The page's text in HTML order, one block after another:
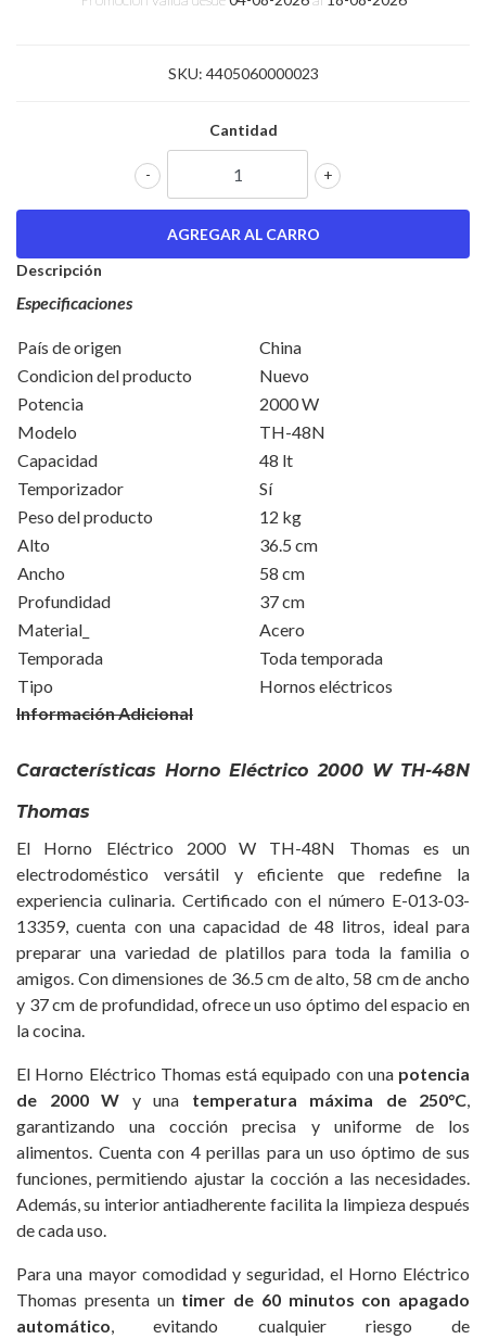
SKU: 4405060000023
Cantidad
+
-
Descripción
Especificaciones
País de origen
China
Condicion del producto
Nuevo
Potencia
2000 W
Modelo
TH-48N
Capacidad
48 lt
Temporizador
Sí
Peso del producto
12 kg
Alto
36.5 cm
Ancho
58 cm
Profundidad
37 cm
Material_
Acero
Temporada
Toda temporada
Tipo
Hornos eléctricos
Información Adicional
Características Horno Eléctrico 2000 W TH-48N
Thomas
El Horno Eléctrico 2000 W TH-48N Thomas es un
electrodoméstico versátil y eficiente que redefine la
experiencia culinaria. Certificado con el número E-013-03-
13359, cuenta con una capacidad de 48 litros, ideal para
preparar una variedad de platillos para toda la familia o
amigos. Con dimensiones de 36.5 cm de alto, 58 cm de ancho
y 37 cm de profundidad, ofrece un uso óptimo del espacio en
la cocina.
El Horno Eléctrico Thomas está equipado con una potencia
de 2000 W y una temperatura máxima de 250°C,
garantizando una cocción precisa y uniforme de los
alimentos. Cuenta con 4 perillas para un uso óptimo de sus
funciones, permitiendo ajustar la cocción a las necesidades.
Además, su interior antiadherente facilita la limpieza después
de cada uso.
Para una mayor comodidad y seguridad, el Horno Eléctrico
Thomas presenta un timer de 60 minutos con apagado
automático, evitando cualquier riesgo de